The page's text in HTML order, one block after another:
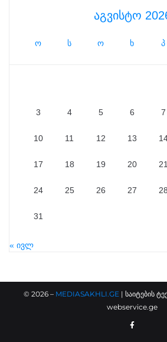
აგვისტო
ო ს ო ხ პ
3 4 5 6 7
10 11 12 13
17 18 19 20 21
24 25 26 27 28
31
« ივლ
© 2026– MEDIASAKHLI.GE| საიტების
webservice.ge